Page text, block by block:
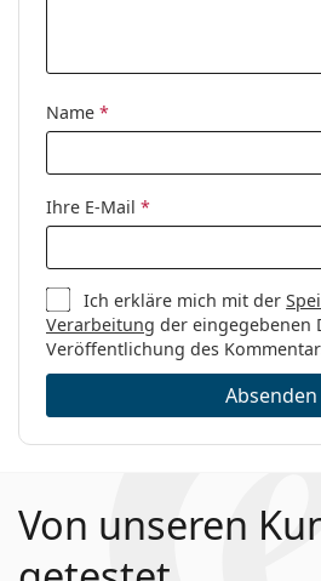
Name *
Ihre E-Mail *
Ich erkläre mich mit der
Verarbeitung der eingegebenen
Veröffentlichung des
Absenden
Von unseren